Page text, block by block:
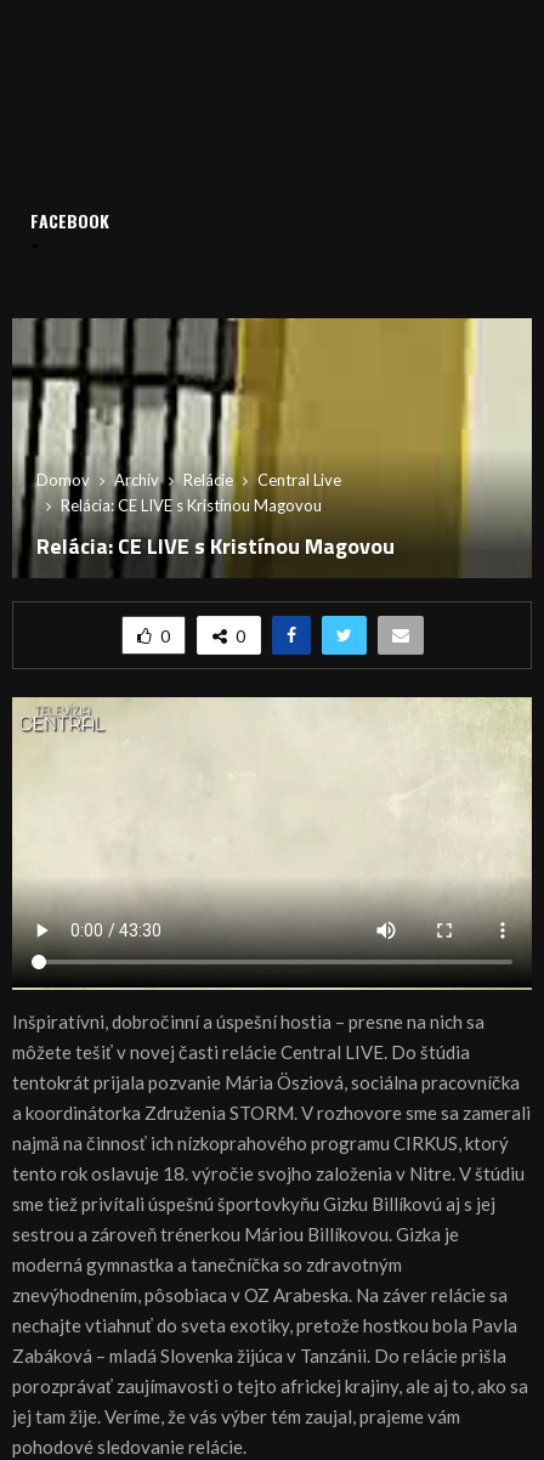
Domov Archív Relácie
Central Live
Relácia: CE LIVE s Kristínou Magovou
Relácia: CE LIVE s Kristínou Magovou
0 0
Inšpiratívni, dobročinní a úspešní hostia – presne na nich sa
môžete tešiť v novej časti relácie Central LIVE. Do štúdia
tentokrát prijala pozvanie Mária Ösziová, sociálna pracovníčka
a koordinátorka Združenia STORM. V rozhovore sme sa zamerali
najmä na činnosť ich nízkoprahového programu CIRKUS, ktorý
tento rok oslavuje 18. výročie svojho založenia v Nitre. V štúdiu
sme tiež privítali úspešnú športovkyňu Gizku Billíkovú aj s jej
sestrou a zároveň trénerkou Máriou Billíkovou. Gizka je
moderná gymnastka a tanečníčka so zdravotným
znevýhodnením, pôsobiaca v OZ Arabeska. Na záver relácie sa
nechajte vtiahnuť do sveta exotiky, pretože hostkou bola Pavla
Zabáková – mladá Slovenka žijúca v Tanzánii. Do relácie prišla
porozprávať zaujímavosti o tejto africkej krajiny, ale aj to, ako sa
jej tam žije. Veríme, že vás výber tém zaujal, prajeme vám
pohodové sledovanie relácie.
FACEBOOK